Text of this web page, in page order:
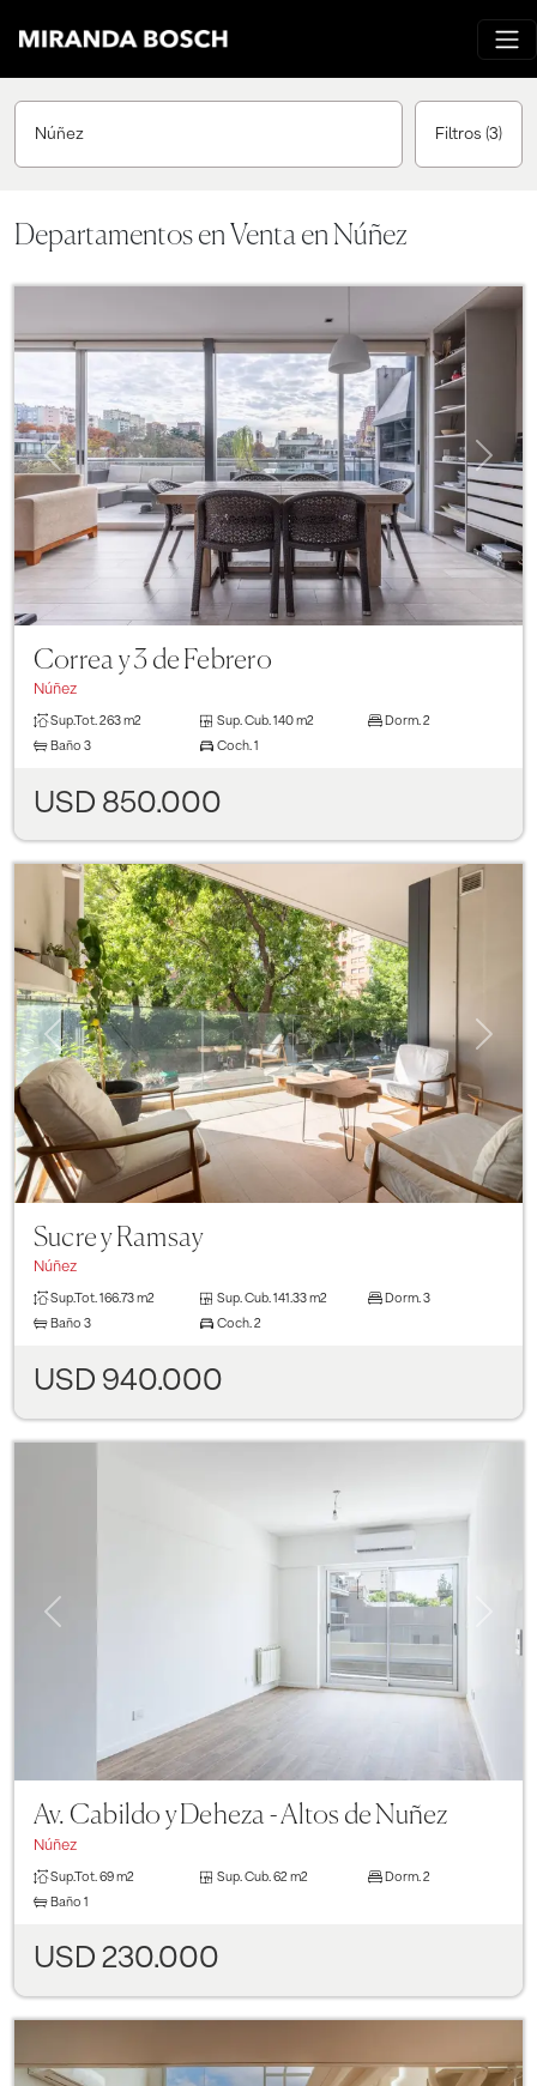
Núñez Filtros (3)
Departamentos en Venta en Núñez
Previous Next
Correa y 3 de Febrero
Núñez
Sup.Tot. 263 m2 Sup. Cub. 140 m2 Dorm. 2
Baño 3 Coch. 1
USD 850.000
Previous
Sucre y Ramsay
Núñez
Sup.Tot.166.73 m2 Sup. Cub. 141.33 m2 Dorm. 3
Baño 3 Coch. 2
USD 940.000
Previous
Av. Cabildo y Deheza - Altos de Nuñez
Núñez
Sup.Tot. 69 m2 Sup. Cub. 62 m2 Dorm. 2
Baño 1
USD 230.000